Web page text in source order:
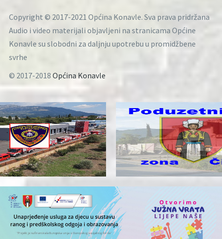
Copyright © 2017-2021 Općina Konavle. Sva prava pridržana
Audio i video materijali objavljeni na stranicama Općine
Konavle su slobodni za daljnju upotrebu u promidžbene
svrhe
© 2017-2018 Općina Konavle